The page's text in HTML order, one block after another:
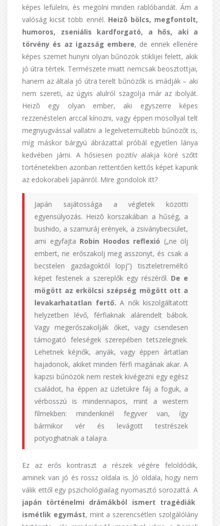
képes lefülelni, és megölni minden rablóbandát. Ám a
valóság kicsit több ennél. Heizō bölcs, megfontolt,
humoros, zseniális kardforgató, a hős, aki a
törvény és az igazság embere, de ennek ellenére
képes szemet hunyni olyan bűnözök stiklijei felett, akik
jó útra tértek. Természete miatt nemcsak beosztottjai,
hanem az általa jó útra terelt bűnözők is imádják – aki
nem szereti, az úgyis alulról szagolja már az ibolyát.
Heizō egy olyan ember, aki egyszerre képes
rezzenéstelen arccal kínozni, vagy éppen mosollyal telt
megnyugvással vallatni a legelvetemültebb bűnözőt is,
míg máskor bárgyú ábrázattal próbál egyetlen lánya
kedvében járni. A hősiesen pozitív alakja köré szőtt
történetekben azonban rettentően kettős képet kapunk
az edokorabeli Japánról. Mire gondolok itt?
Japán sajátossága a végletek közötti
egyensúlyozás. Heizō korszakában a hűség, a
bushido, a szamuráj erények, a zsiványbecsület,
ami egyfajta Robin Hoodos reflexió („ne ölj
embert, ne erőszakolj meg asszonyt, és csak a
becstelen gazdagoktól lopj”) tiszteletreméltó
képet festenek a szereplők egy részéről. De e
mögött az erkölcsi szépség mögött ott a
levakarhatatlan fertő. A nők kiszolgáltatott
helyzetben lévő, férfiaknak alárendelt bábok.
Vagy megerőszakolják őket, vagy csendesen
támogató feleségek szerepében tetszelegnek.
Lehetnek kéjnők, anyák, vagy éppen ártatlan
hajadonok, akiket minden férfi magának akar. A
kapzsi bűnözök nem restek kivégezni egy egész
családot, ha éppen az üzletükre fáj a foguk, a
vérbosszú is mindennapos, mint a western
filmekben: mindenkinél fegyver van, így
bármikor vér és levágott testrészek
potyoghatnak a talajra.
Ez az erős kontraszt a részek végére feloldódik,
aminek van jó és rossz oldala is. Jó oldala, hogy nem
válik ettől egy pszichológiailag nyomasztó sorozattá. A
japán történelmi drámákból ismert tragédiák
ismétlik egymást, mint a szerencsétlen szolgálólány